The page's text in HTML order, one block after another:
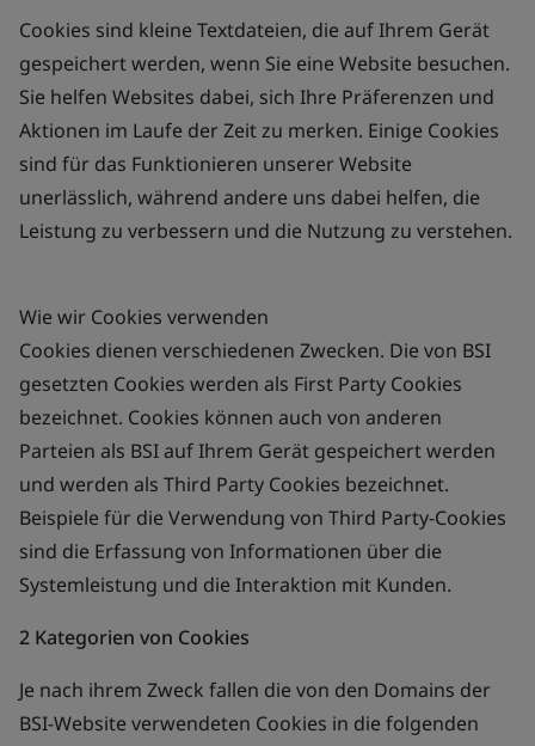
Cookies sind kleine Textdateien, die auf Ihrem Gerät
gespeichert werden, wenn Sie eine Website besuchen.
Sie helfen Websites dabei, sich Ihre Präferenzen und
Aktionen im Laufe der Zeit zu merken. Einige Cookies
sind für das Funktionieren unserer Website
unerlässlich, während andere uns dabei helfen, die
Leistung zu verbessern und die Nutzung zu verstehen.
Wie wir Cookies verwenden
Cookies dienen verschiedenen Zwecken. Die von BSI
gesetzten Cookies werden als First Party Cookies
bezeichnet. Cookies können auch von anderen
Parteien als BSI auf Ihrem Gerät gespeichert werden
und werden als Third Party Cookies bezeichnet.
Beispiele für die Verwendung von Third Party-Cookies
sind die Erfassung von Informationen über die
Systemleistung und die Interaktion mit Kunden.
2 Kategorien von Cookies
Je nach ihrem Zweck fallen die von den Domains der
BSI-Website verwendeten Cookies in die folgenden